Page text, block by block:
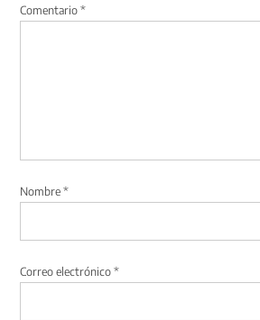
Comentario*
Nombre*
Correo electrónico*